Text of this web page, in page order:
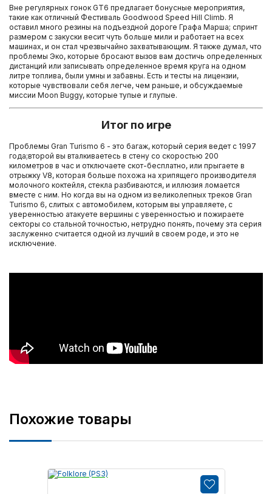
Вне регулярных гонок GT6 предлагает бонусные мероприятия,
такие как отличный Фестиваль Goodwood Speed Hill Climb. Я
оставил много резины на подъездной дороге Графа Марша; спринт
размером с закуски весит чуть больше мили и работает на всех
машинах, и он стал чрезвычайно захватывающим. Я также думал, что
проблемы Эко, которые бросают вызов вам достичь определенных
дистанций или записывать определенное время круга на одном
литре топлива, были умны и забавны. Есть и тесты на лицензии,
которые чувствовали себя легче, чем раньше, и обсуждаемые
миссии Moon Buggy, которые тупые и глупые.
Итог по игре
Проблемы Gran Turismo 6 - это багаж, который серия ведет с 1997
года;второй вы вталкиваетесь в стену со скоростью 200
километров в час и отключаете скот-бесплатно, или прыгаете в
отрыжку V8, которая больше похожа на хрипящего производителя
молочного коктейля, стекла разбиваются, и иллюзия ломается
вместе с ним. Но когда вы на одном из великолепных треков Gran
Turismo 6, слитых с автомобилем, которым вы управляете, с
уверенностью атакуете вершины с уверенностью и пожираете
секторы со стальной точностью, нетрудно понять, почему эта серия
заслуженно считается одной из лучший в своем роде, и это не
исключение.
Похожие товары